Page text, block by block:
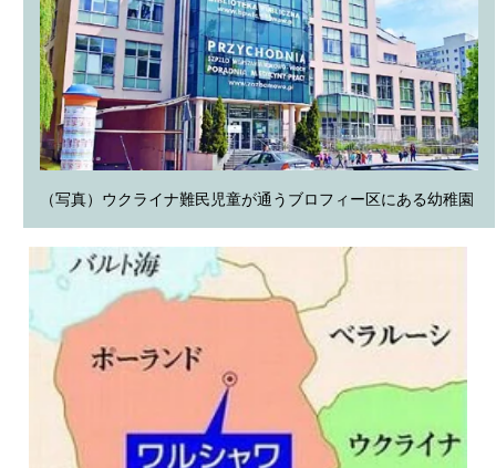
（写真）ウクライナ難民児童が通うブロフィー区にある幼稚園